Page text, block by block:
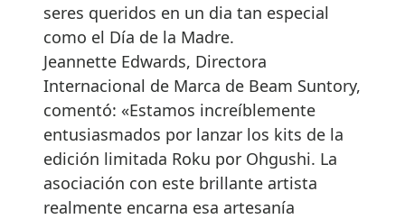
seres queridos en un dia tan especial
como el Día de la Madre.
Jeannette Edwards, Directora
Internacional de Marca de Beam Suntory,
comentó: «Estamos increíblemente
entusiasmados por lanzar los kits de la
edición limitada Roku por Ohgushi. La
asociación con este brillante artista
realmente encarna esa artesanía